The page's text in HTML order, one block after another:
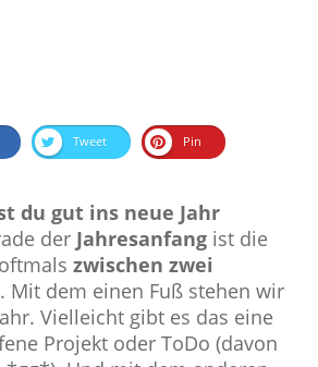
Tweet Pin
du gut ins neue Jahr
der Jahresanfang ist die
zwischen zwei
Mit dem einen Fuß stehen wir
Vielleicht gibt es das eine
Projekt oder ToDo (davon